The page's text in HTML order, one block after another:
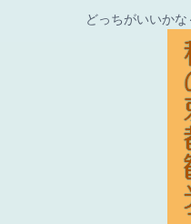
どっちがいいかな